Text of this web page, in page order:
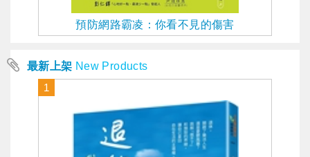
預防網路霸凌：你看不見的傷害
最新上架 New Products
1